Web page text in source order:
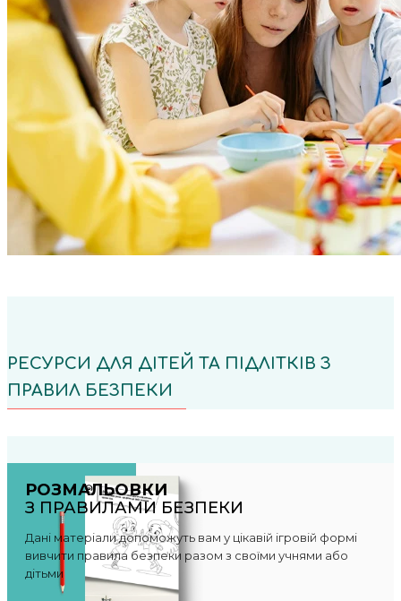
РЕСУРСИ ДЛЯ ДІТЕЙ ТА ПІДЛІТКІВ З
ПРАВИЛ БЕЗПЕКИ
РОЗМАЛЬОВКИ
З ПРАВИЛАМИ БЕЗПЕКИ
Дані матеріали допоможуть вам у цікавій ігровій формі
вивчити правила безпеки разом з своїми учнями або
дітьми